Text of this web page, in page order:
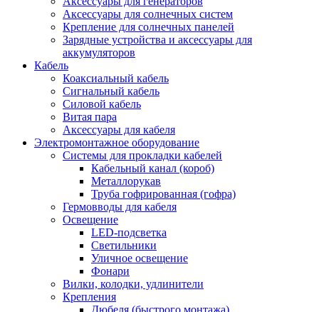
Аксессуары для солнечных систем
Крепление для солнечных панелей
Зарядные устройства и аксессуары для
аккумуляторов
Кабель
Коаксиальный кабель
Сигнальный кабель
Силовой кабель
Витая пара
Аксессуары для кабеля
Электромонтажное оборудование
Системы для прокладки кабелей
Кабельный канал (короб)
Металлорукав
Труба гофрированная (гофра)
Гермовводы для кабеля
Освещение
LED-подсветка
Светильники
Уличное освещение
Фонари
Вилки, колодки, удлинители
Крепления
Дюбеля (быстрого монтажа)